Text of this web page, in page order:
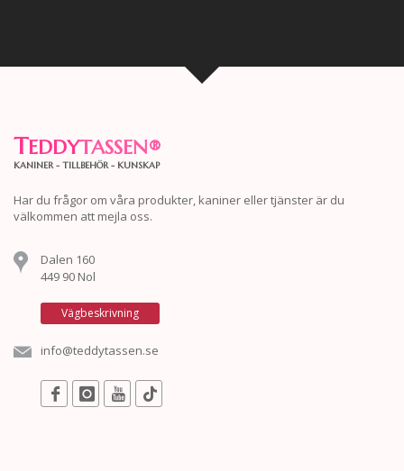
TEDDYTASSEN®
KANINER - TILLBEHÖR - KUNSKAP
Har du frågor om våra produkter, kaniner eller tjänster är du
välkommen att mejla oss.
Dalen 160
449 90 Nol
Vägbeskrivning
info@teddytassen.se